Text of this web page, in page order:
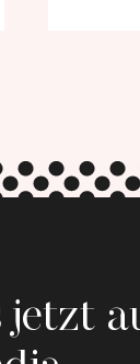
jetzt